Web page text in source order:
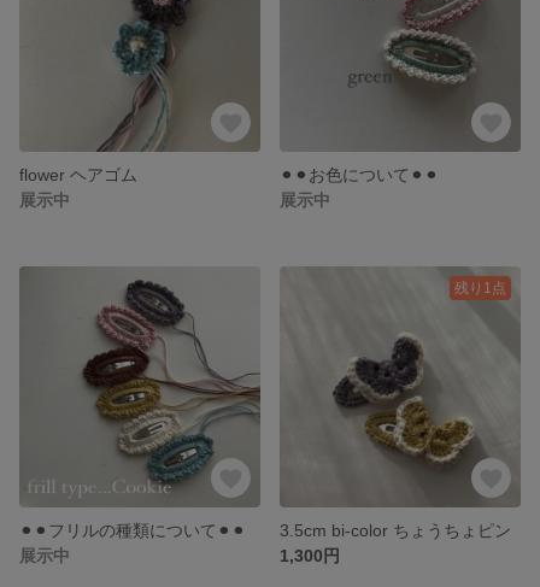
flower ヘアゴム
展示中
⚫︎⚫︎お色について⚫︎⚫︎
展示中
⚫︎⚫︎フリルの種類について⚫︎⚫︎
展示中
残り1点
3.5cm bi-color ちょうちょピン
1,300円